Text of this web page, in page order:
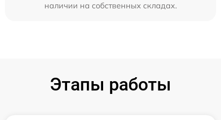
наличии на собственных складах.
Этапы работы